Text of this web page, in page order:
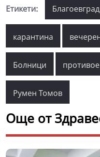
Етикети: Благоевград
карантина
Болници
Румен Томов
Още от